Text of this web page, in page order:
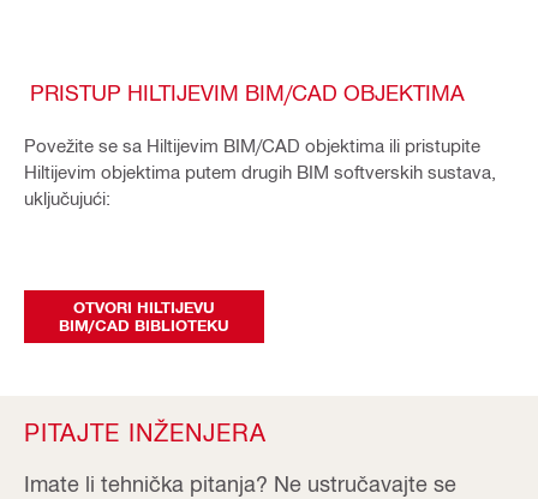
PRISTUP HILTIJEVIM BIM/CAD OBJEKTIMA
Povežite se sa Hiltijevim BIM/CAD objektima ili pristupite
Hiltijevim objektima putem drugih BIM softverskih sustava,
uključujući:
OTVORI HILTIJEVU
BIM/CAD BIBLIOTEKU
PITAJTE INŽENJERA
Imate li tehnička pitanja? Ne ustručavajte se